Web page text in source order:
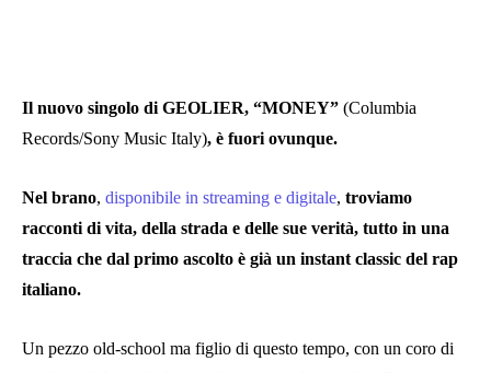
Il nuovo singolo di GEOLIER, “MONEY” (Columbia
Records/Sony Music Italy), è fuori ovunque.
Nel brano, disponibile in streaming e digitale, troviamo
racconti di vita, della strada e delle sue verità, tutto in una
traccia che dal primo ascolto è già un instant classic del rap
italiano.
Un pezzo old-school ma figlio di questo tempo, con un coro di